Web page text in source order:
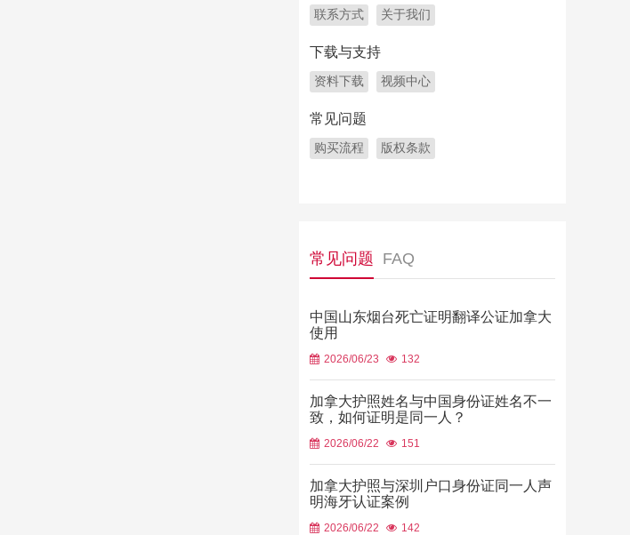
联系方式 关于我们
下载与支持
资料下载 视频中心
常见问题
购买流程 版权条款
常见问题 FAQ
中国山东烟台死亡证明翻译公证加拿大
使用
2026/06/23 132
加拿大护照姓名与中国身份证姓名不一
致，如何证明是同一人？
2026/06/22 151
加拿大护照与深圳户口身份证同一人声
明海牙认证案例
2026/06/22 142